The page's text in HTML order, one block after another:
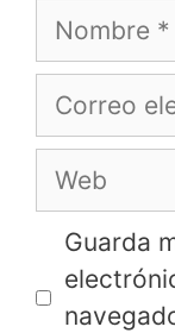
Nombre
Correo
electrónico
Web
Guarda